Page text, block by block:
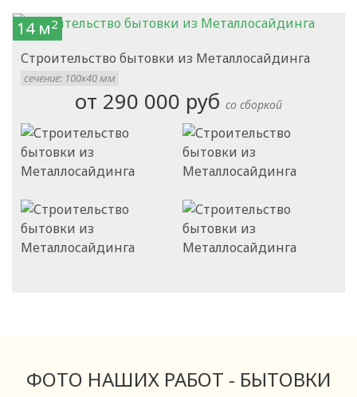
Строительство бытовки из Металлосайдинга
сечение: 100х40 мм
14 м2
от 290 000 руб со сборкой
ФОТО НАШИХ РАБОТ - БЫТОВКИ